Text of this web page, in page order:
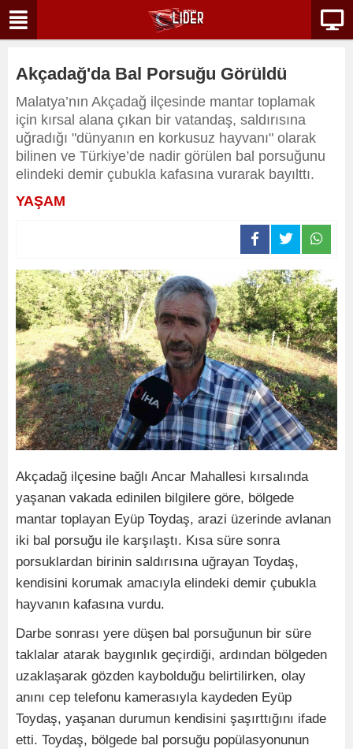
Akçadağ'da Bal Porsuğu Görüldü
Malatya’nın Akçadağ ilçesinde mantar toplamak
için kırsal alana çıkan bir vatandaş, saldırısına
uğradığı "dünyanın en korkusuz hayvanı" olarak
bilinen ve Türkiye’de nadir görülen bal porsuğunu
elindeki demir çubukla kafasına vurarak bayılttı.
YAŞAM
Akçadağ ilçesine bağlı Ancar Mahallesi kırsalında
yaşanan vakada edinilen bilgilere göre, bölgede
mantar toplayan Eyüp Toydaş, arazi üzerinde avlanan
iki bal porsuğu ile karşılaştı. Kısa süre sonra
porsuklardan birinin saldırısına uğrayan Toydaş,
kendisini korumak amacıyla elindeki demir çubukla
hayvanın kafasına vurdu.
Darbe sonrası yere düşen bal porsuğunun bir süre
taklalar atarak baygınlık geçirdiği, ardından bölgeden
uzaklaşarak gözden kaybolduğu belirtilirken, olay
anını cep telefonu kamerasıyla kaydeden Eyüp
Toydaş, yaşanan durumun kendisini şaşırttığını ifade
etti. Toydaş, bölgede bal porsuğu popülasyonunun